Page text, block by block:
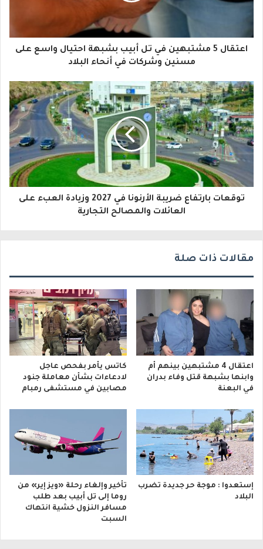
ك
ا
إ
ل
ك
ت
اعتقال 5 مشتبهين في تل أبيب بشبهة احتيال واسع على
مسنين وشركات في أنحاء البلاد
توقعات بارتفاع ضريبة الأرنونا في 2027 وزيادة العبء على
العائلات والمصالح التجارية
مقالات ذات صلة
اعتقال 4 مشتبهين بينهم أم
وابنها بشبهة قتل وفاء بدران
في البعنة
كاتس يأمر بفحص عاجل
لادعاءات بشأن معاملة جنود
مصابين في مستشفى رمبام
إستعدوا : موجة حر جديدة تضرب
البلاد
تأخير وإلغاء رحلة «ويز إير» من
روما إلى تل أبيب بعد طلب
مسافر النزول خشية انتهاك
السبت